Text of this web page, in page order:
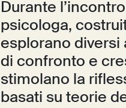
Durante
psicologa,
esplorano diversi
di confronto e
stimolano la
basati su teorie